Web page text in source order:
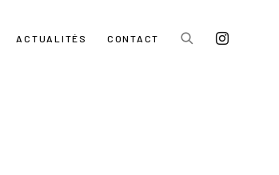
ACTUALITÉS CONTACT